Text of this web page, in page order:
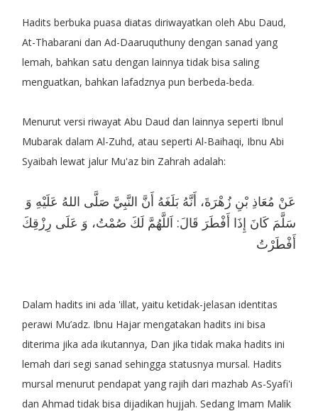
Hadits berbuka puasa diatas diriwayatkan oleh Abu Daud,
At-Thabarani dan Ad-Daaruquthuny dengan sanad yang
lemah, bahkan satu dengan lainnya tidak bisa saling
menguatkan, bahkan lafadznya pun berbeda-beda.
Menurut versi riwayat Abu Daud dan lainnya seperti Ibnul
Mubarak dalam Al-Zuhd, atau seperti Al-Baihaqi, Ibnu Abi
Syaibah lewat jalur Mu'az bin Zahrah adalah:
عَنْ مُعَاذِ بْنِ زُهْرَةَ، أَنَّهُ بَلَغَهُ أَنَّ النَّبِيَّ صَلَّى اللهُ عَلَيْهِ وَ
سَلَّمَ كَانَ إِذَا أَفْطَرَ قَالَ: اَللَّهُمَّ لَكَ صُمْتُ، وَ عَلَى رِزْقِكَ
أَفْطَرْتُ
Dalam hadits ini ada 'illat, yaitu ketidak-jelasan identitas
perawi Mu’adz. Ibnu Hajar mengatakan hadits ini bisa
diterima jika ada ikutannya, Dan jika tidak maka hadits ini
lemah dari segi sanad sehingga statusnya mursal. Hadits
mursal menurut pendapat yang rajih dari mazhab As-Syafi'i
dan Ahmad tidak bisa dijadikan hujjah. Sedang Imam Malik